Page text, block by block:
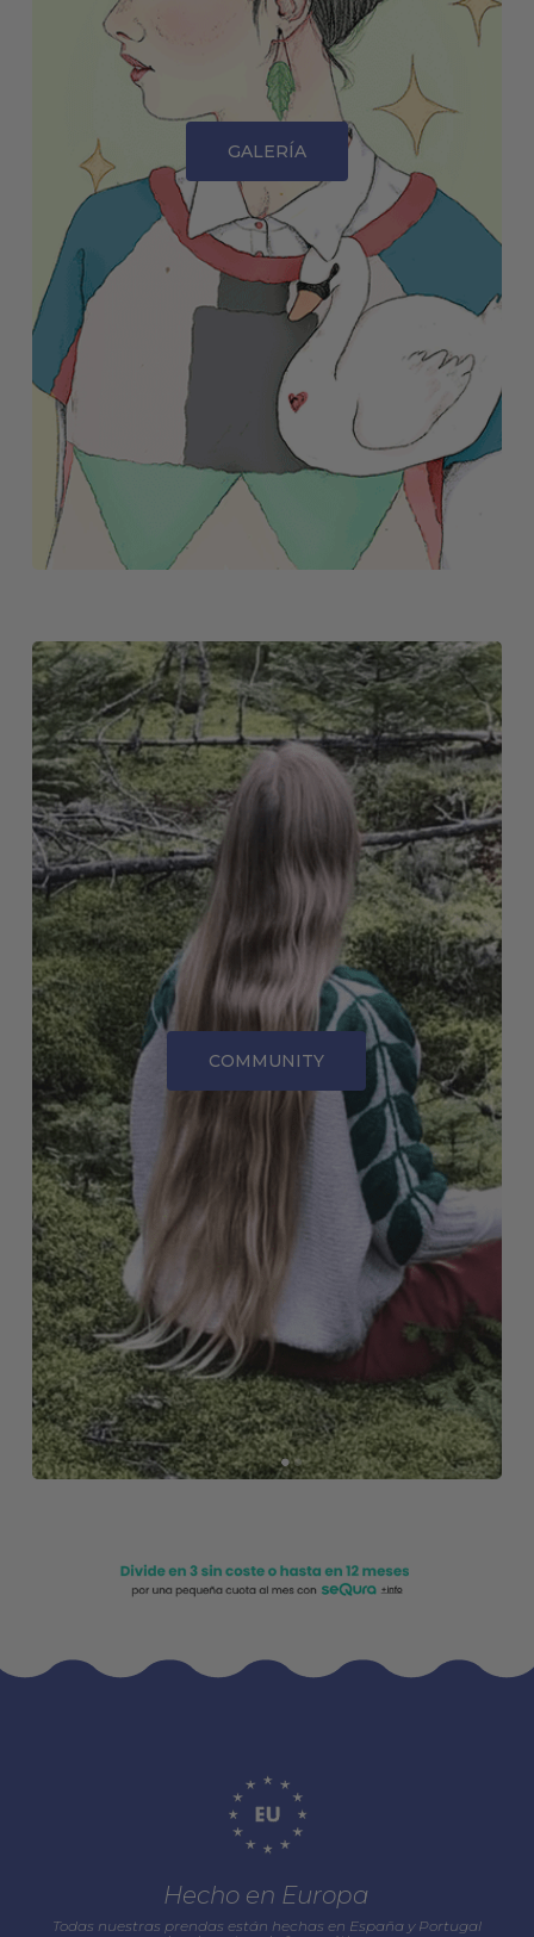
GALERÍA
COMMUNITY
COMMUNITY
Hecho en Europa
Todas nuestras prendas están hechas en España y Portugal